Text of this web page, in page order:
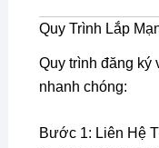
Quy Trình Lắp
Quy trình đăng
nhanh chóng:
Bước 1: Liên Hệ